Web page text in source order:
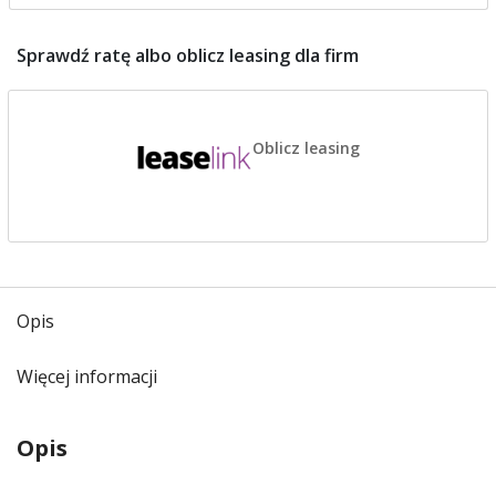
Sprawdź ratę albo oblicz leasing dla firm
Oblicz leasing
Opis
Więcej informacji
Opis